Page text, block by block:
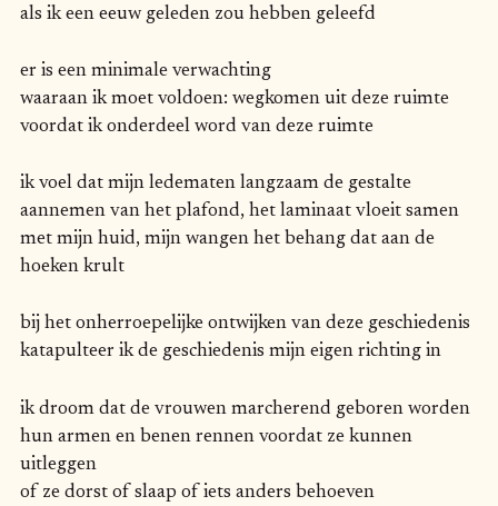
als ik een eeuw geleden zou hebben geleefd
er is een minimale verwachting
waaraan ik moet voldoen: wegkomen uit deze ruimte
voordat ik onderdeel word van deze ruimte
ik voel dat mijn ledematen langzaam de gestalte
aannemen van het plafond, het laminaat vloeit samen
met mijn huid, mijn wangen het behang dat aan de
hoeken krult
bij het onherroepelijke ontwijken van deze geschiedenis
katapulteer ik de geschiedenis mijn eigen richting in
ik droom dat de vrouwen marcherend geboren worden
hun armen en benen rennen voordat ze kunnen
uitleggen
of ze dorst of slaap of iets anders behoeven